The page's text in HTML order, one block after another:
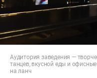
Аудитория заведения —
танцев, вкусной еды и
на ланч